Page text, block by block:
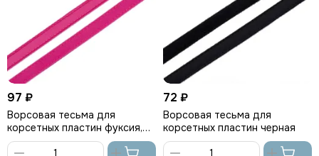
97 ₽
Ворсовая тесьма для
корсетных пластин фуксия,
Arta-F
72 ₽
Ворсовая тесьма для
корсетных пластин черная